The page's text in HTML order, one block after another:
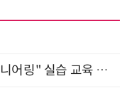
현업에서 바로 쓰는 "하네스 엔지니어링" 실습 교육 워크숍 8월 20일 개최